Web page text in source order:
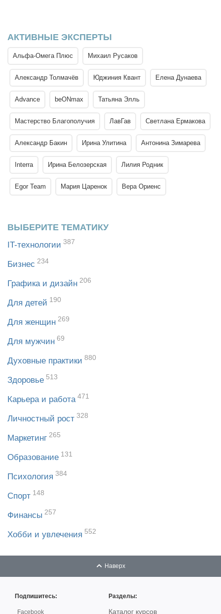
АКТИВНЫЕ ЭКСПЕРТЫ
Альфа-Омега Плюс Михаил Русаков
Александр Толмачёв Юджиния Квант Елена Дунаева
Advance beONmax Татьяна Элль
Мастерство Благополучия ЛавГав Светлана Ермакова
Александр Бакин Ирина Улитина Антонина Зимарева
Interra Ирина Белозерская Лилия Родник
Egor Team Мария Царенок Вера Ориенс
ВЫБЕРИТЕ ТЕМАТИКУ
IT-технологии 387
Бизнес 234
Графика и дизайн 206
Для детей 190
Для женщин 269
Для мужчин 69
Духовные практики 880
Здоровье 513
Карьера и работа 471
Личностный рост 328
Маркетинг 265
Образование 131
Психология 384
Спорт 148
Финансы 257
Хобби и увлечения 552
Наверх
Подпишитесь:
Facebook
Разделы:
Каталог курсов